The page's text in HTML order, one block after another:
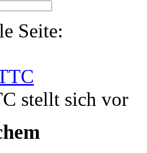
Seite:
stellt sich vor